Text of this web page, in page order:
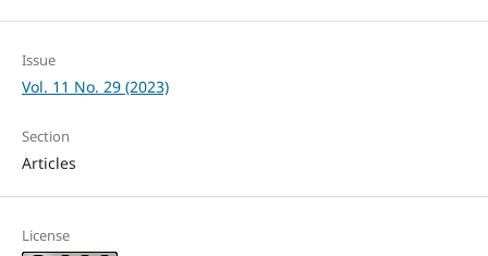
Issue
Vol. 11 No. 29 (2023)
Section
Articles
License